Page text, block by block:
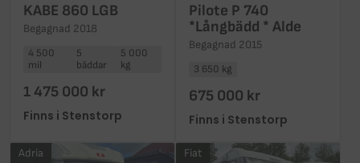
KABE 860 LGB
Begagnad 2018
4 500
mil
5
bäddar
5 000
kg
1 475 000 kr
Finns i Stenstorp
Pilote P 740
*Långbädd * Alde
Begagnad 2015
3 650 kg
675 000 kr
Finns i Stenstorp
Adria Fiat